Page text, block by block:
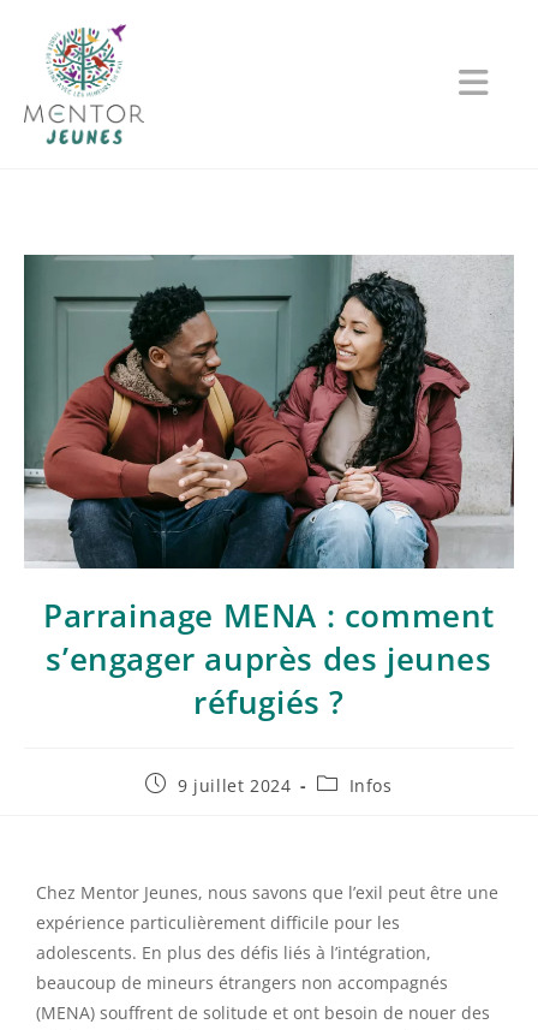
Parrainage MENA : comment
s’engager auprès des jeunes
réfugiés ?
9 juillet 2024 Infos
Chez Mentor Jeunes, nous savons que l’exil peut être une
expérience particulièrement difficile pour les
adolescents. En plus des défis liés à l’intégration,
beaucoup de mineurs étrangers non accompagnés
(MENA) souffrent de solitude et ont besoin de nouer des